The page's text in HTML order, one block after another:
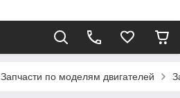
Запчасти по моделям двигателей